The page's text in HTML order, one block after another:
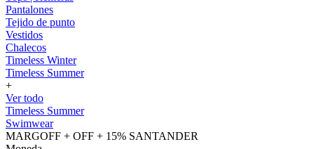
Pantalones
Tejido de punto
Vestidos
Chalecos
Timeless Winter
Timeless Summer
+
Ver todo
Timeless Summer
Swimwear
MARGOFF + OFF + 15% SANTANDER